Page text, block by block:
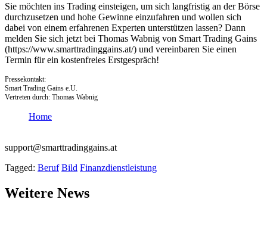
Sie möchten ins Trading einsteigen, um sich langfristig an der Börse
durchzusetzen und hohe Gewinne einzufahren und wollen sich
dabei von einem erfahrenen Experten unterstützen lassen? Dann
melden Sie sich jetzt bei Thomas Wabnig von Smart Trading Gains
(https://www.smarttradinggains.at/) und vereinbaren Sie einen
Termin für ein kostenfreies Erstgespräch!
Pressekontakt:
Smart Trading Gains e.U.
Vertreten durch: Thomas Wabnig
Home
support@smarttradinggains.at
Tagged: Beruf Bild Finanzdienstleistung
Weitere News